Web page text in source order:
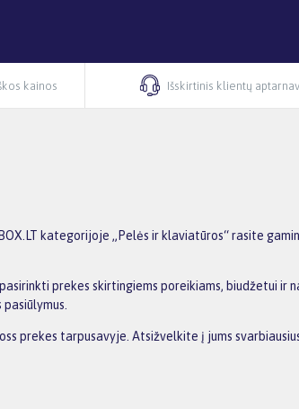
kainos Išskirtinis klientų
kategorijoje „Pelės ir klaviatūros“ rasite
prekes skirtingiems poreikiams, biudžetui
prekes tarpusavyje. Atsižvelkite į jums